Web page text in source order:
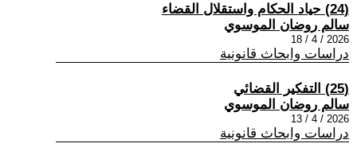
(24) حياد الحكام واستقلال القضاء
سالم روضان الموسوي
2026 / 4 / 18
دراسات وابحاث قانونية
(25) التفكير القضائي
سالم روضان الموسوي
2026 / 4 / 13
دراسات وابحاث قانونية